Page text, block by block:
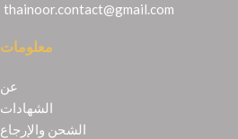
thainoor.contact@gmail.com
معلومات
عن
الشهادات
الشحن والإرجاع